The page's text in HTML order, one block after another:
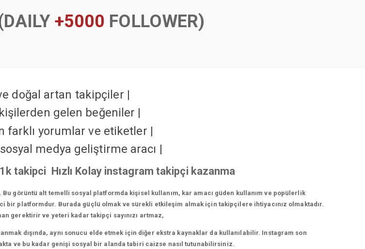
+5000 FOLLOWER)
ve doğal artan takipçiler |
gelen beğeniler |
farklı yorumlar ve etiketler |
medya geliştirme aracı |
takipci Hızlı Kolay instagram takipçi kazanma
görüntü alt temelli sosyal platformda kişisel kullanım, kar amacı güden kullanım ve popülerlik
bir platformdur. Burada güçlü olmak ve sürekli etkileşim almak için takipçilere ihtiyacınız olmaktadır.
gerektirir ve yeteri kadar takipçi sayınızı artmaz,
dışında, aynı sonucu elde etmek için diğer ekstra kaynaklar da kullanılabilir. Instagram son
ve bu kadar genişi sosyal bir alanda tabiri caizse nasıl tutunabilirsiniz.